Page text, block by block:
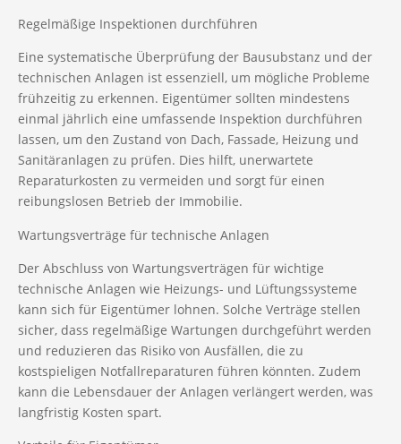
Regelmäßige Inspektionen durchführen
Eine systematische Überprüfung der Bausubstanz und der
technischen Anlagen ist essenziell, um mögliche Probleme
frühzeitig zu erkennen. Eigentümer sollten mindestens
einmal jährlich eine umfassende Inspektion durchführen
lassen, um den Zustand von Dach, Fassade, Heizung und
Sanitäranlagen zu prüfen. Dies hilft, unerwartete
Reparaturkosten zu vermeiden und sorgt für einen
reibungslosen Betrieb der Immobilie.
Wartungsverträge für technische Anlagen
Der Abschluss von Wartungsverträgen für wichtige
technische Anlagen wie Heizungs- und Lüftungssysteme
kann sich für Eigentümer lohnen. Solche Verträge stellen
sicher, dass regelmäßige Wartungen durchgeführt werden
und reduzieren das Risiko von Ausfällen, die zu
kostspieligen Notfallreparaturen führen könnten. Zudem
kann die Lebensdauer der Anlagen verlängert werden, was
langfristig Kosten spart.